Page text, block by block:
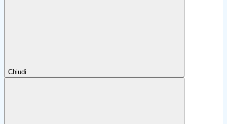
Chiudi